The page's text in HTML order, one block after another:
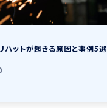
ハットが起きる原因と事例5選